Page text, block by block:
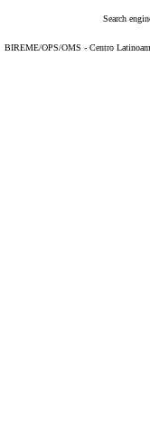
Search
BIREME/OPS/OMS - Centro